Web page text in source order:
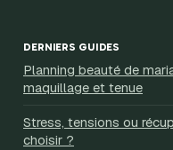
DERNIERS GUIDES
Planning beauté de
maquillage et tenue
Stress, tensions ou
choisir ?